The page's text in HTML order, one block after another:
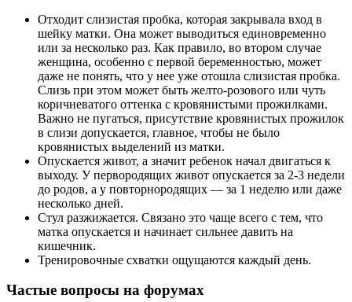
Отходит слизистая пробка, которая закрывала вход в
шейку матки. Она может выводиться единовременно
или за несколько раз. Как правило, во втором случае
женщина, особенно с первой беременностью, может
даже не понять, что у нее уже отошла слизистая пробка.
Слизь при этом может быть желто-розового или чуть
коричневатого оттенка с кровянистыми прожилками.
Важно не пугаться, присутствие кровянистых прожилок
в слизи допускается, главное, чтобы не было
кровянистых выделений из матки.
Опускается живот, а значит ребенок начал двигаться к
выходу. У первородящих живот опускается за 2-3 недели
до родов, а у повторнородящих — за 1 неделю или даже
несколько дней.
Стул разжижается. Связано это чаще всего с тем, что
матка опускается и начинает сильнее давить на
кишечник.
Тренировочные схватки ощущаются каждый день.
Частые вопросы на форумах